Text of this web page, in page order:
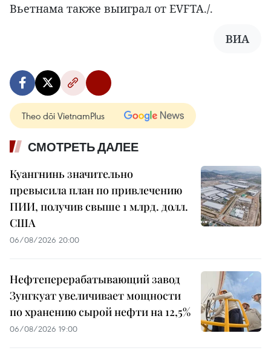
Вьетнама также выиграл от EVFTA./.
ВИА
Theo dõi VietnamPlus
СМОТРЕТЬ ДАЛЕЕ
Куангнинь значительно
превысила план по привлечению
ПИИ, получив свыше 1 млрд. долл.
США
06/08/2026 20:00
Нефтеперерабатывающий завод
Зунгкуат увеличивает мощности
по хранению сырой нефти на 12,5%
06/08/2026 19:00